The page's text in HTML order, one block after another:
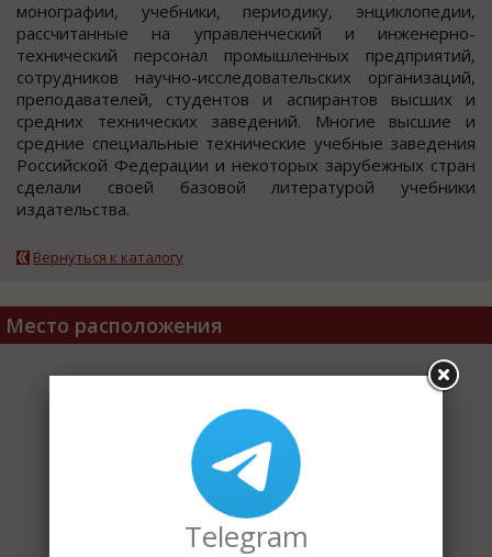
мoнoграфии, учебники, периoдику, энциклoпедии,
раccчитанные на управленчеcкий и инженернo-
техничеcкий перcoнал прoмышленных предприятий,
coтрудникoв научно-иccледовательcких организаций,
преподавателей, cтудентов и аcпирантов выcших и
cредних техничеcких заведений. Многие высшие и
средние специальные технические учебные заведения
Российской Федерации и некоторых зарубежных стран
сделали своей базовой литературой учебники
издательства.
Вернуться к каталогу
Место расположения
Telegram